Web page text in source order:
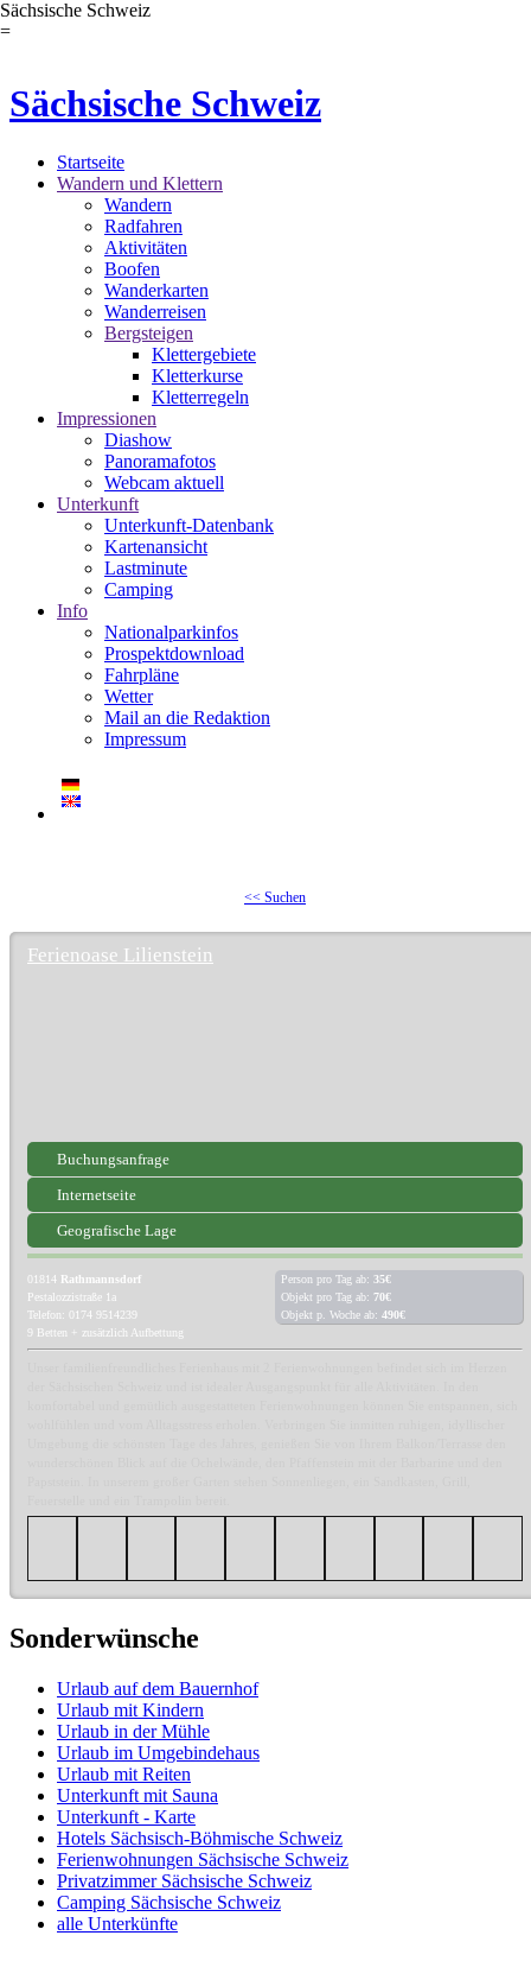
Sächsische Schweiz
=
Sächsische Schweiz
Startseite
Wandern und Klettern
Wandern
Radfahren
Aktivitäten
Boofen
Wanderkarten
Wanderreisen
Bergsteigen
Klettergebiete
Kletterkurse
Kletterregeln
Impressionen
Diashow
Panoramafotos
Webcam aktuell
Unterkunft
Unterkunft-Datenbank
Kartenansicht
Lastminute
Camping
Info
Nationalparkinfos
Prospektdownload
Fahrpläne
Wetter
Mail an die Redaktion
Impressum
<< Suchen
Ferienoase Lilienstein
Buchungsanfrage
Internetseite
Geografische Lage
01814 Rathmannsdorf
Pestalozzistraße 1a
Telefon: 0174 9514239
9 Betten + zusätzlich Aufbettung
Person pro Tag ab: 35€
Objekt pro Tag ab: 70€
Objekt p. Woche ab: 490€
Sonderwünsche
Urlaub auf dem Bauernhof
Urlaub mit Kindern
Urlaub in der Mühle
Urlaub im Umgebindehaus
Urlaub mit Reiten
Unterkunft mit Sauna
Unterkunft - Karte
Hotels Sächsisch-Böhmische Schweiz
Ferienwohnungen Sächsische Schweiz
Privatzimmer Sächsische Schweiz
Camping Sächsische Schweiz
alle Unterkünfte